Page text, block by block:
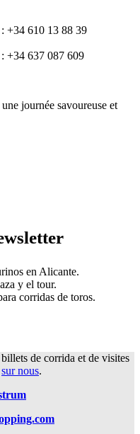
+34 610 13 88 39
+34 637 087 609
journée savoureuse et
en Alicante.
y el tour.
corridas de toros.
de corrida et de visites
sur nous.